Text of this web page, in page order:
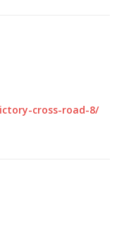
cross-road-8/